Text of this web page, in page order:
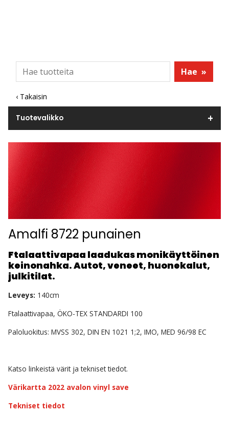
Hae »
‹ Takaisin
Tuotevalikko
Amalfi 8722 punainen
Ftalaattivapaa laadukas monikäyttöinen
keinonahka. Autot, veneet, huonekalut,
julkitilat.
Leveys: 140cm
Ftalaattivapaa, ÖKO-TEX STANDARDI 100
Paloluokitus: MVSS 302, DIN EN 1021 1;2, IMO, MED 96/98 EC
Katso linkeistä värit ja tekniset tiedot.
Värikartta 2022 avalon vinyl save
Tekniset tiedot